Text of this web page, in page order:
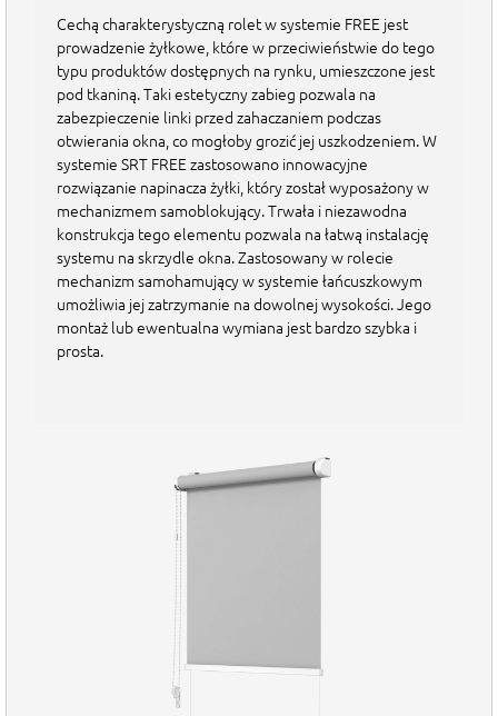
Zobacz jak mierzyć
Wymiar A - szerokość tkaniny
Ta wartość jest wymagana.
Wymiar B - wysokość rolety
Ta wartość jest wymagana.
Wymiar C - wysokość skrzydła okna
Ta wartość jest wymagana.
Wymiar "D" - grubość felca skrzydła okna
Szerokość : mm
Cechą charakterystyczną rolet w systemie FREE jest
prowadzenie żyłkowe, które w przeciwieństwie do tego
typu produktów dostępnych na rynku, umieszczone jest
pod tkaniną. Taki estetyczny zabieg pozwala na
zabezpieczenie linki przed zahaczaniem podczas
otwierania okna, co mogłoby grozić jej uszkodzeniem. W
systemie SRT FREEzastosowano innowacyjne
rozwiązanie napinacza żyłki, który został wyposażony w
mechanizmem samoblokujący. Trwała i niezawodna
konstrukcja tego elementu pozwala na łatwą instalację
systemu na skrzydle okna. Zastosowany w rolecie
mechanizm samohamujący w systemie łańcuszkowym
umożliwia jej zatrzymanie na dowolnej wysokości. Jego
montaż lub ewentualna wymiana jest bardzo szybka i
prosta.